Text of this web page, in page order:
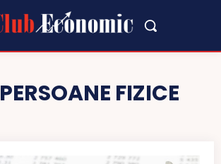
PERSOANE FIZICE